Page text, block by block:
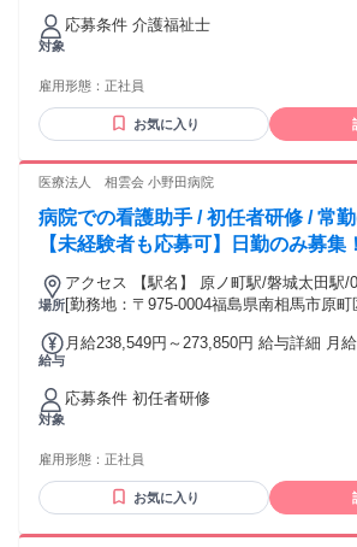
円-200,500円 職務手当:16,000円 調整手
夜勤手当:30,400円(1回7,600円×4回想定)
福祉士4,000円 【昇給】 あり 年1回 固定残業代 無し 試用期間
の給与：月給238,549円〜試用期間中の固定
手当 有り
対象
応募条件 介護福祉士
雇用形態： 正社員
お気に入り
医療法人 相雲会 小野田病院
病院での看護助手 / 初任者研修 / 常
【未経験者も応募可】日勤のみ募集！
場所
アクセス 【駅名】 原ノ町駅/磐城太田駅/
ノ町駅から徒歩5分
[勤務地：〒975-0004福島県南相馬市原町
給与
月給238,549円～273,850円 給与詳細 月
円-200,500円 職務手当:16,000円 調整手
夜勤手当:30,400円(1回7,600円×4回想定)
福祉士4,000円 【昇給】 あり 年1回 固定残業代 無し 試用期間
の給与：月給238,549円〜試用期間中の固定
手当 有り
対象
応募条件 初任者研修
雇用形態： 正社員
お気に入り